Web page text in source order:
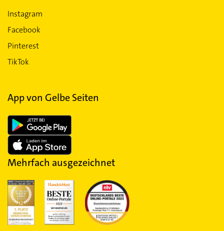
Instagram
Facebook
Pinterest
TikTok
App von Gelbe Seiten
Mehrfach ausgezeichnet